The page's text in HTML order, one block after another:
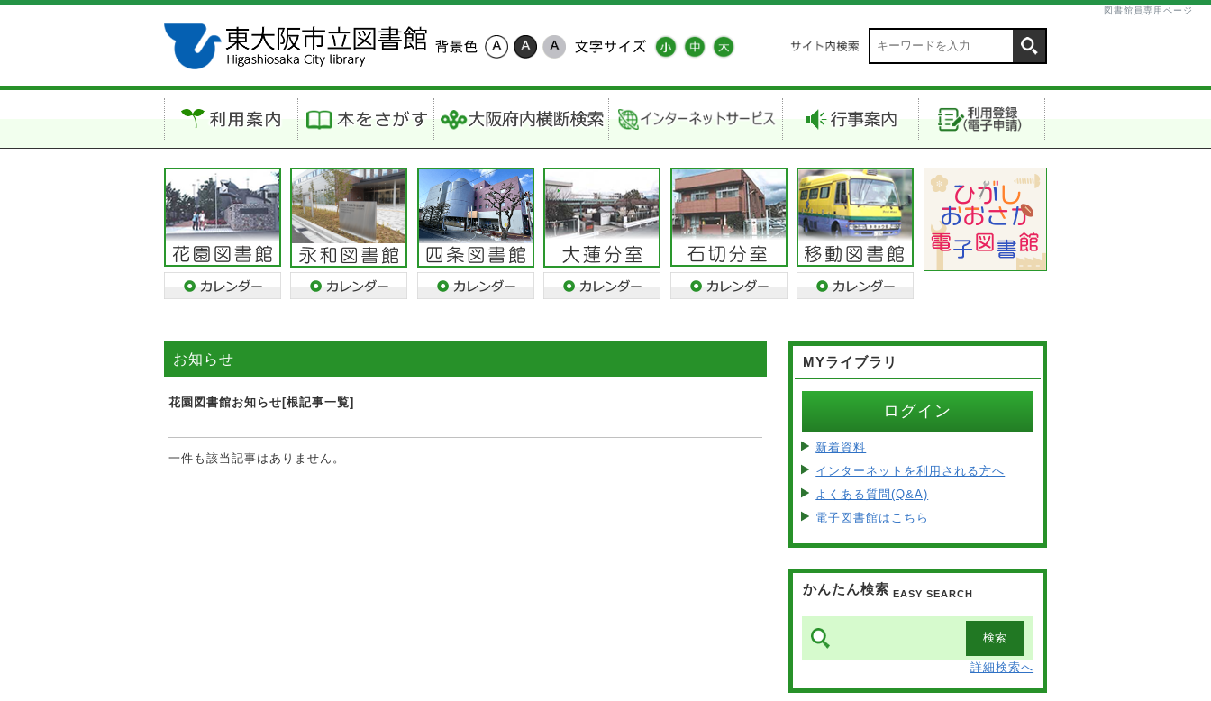
図書館員専用ページ
お知らせ
花園図書館お知らせ[根記事一覧]
一件も該当記事はありません。
MYライブラリ
ログイン
新着資料
インターネットを利用される方へ
よくある質問(Q&A)
電子図書館はこちら
かんたん検索 EASY SEARCH
詳細検索へ